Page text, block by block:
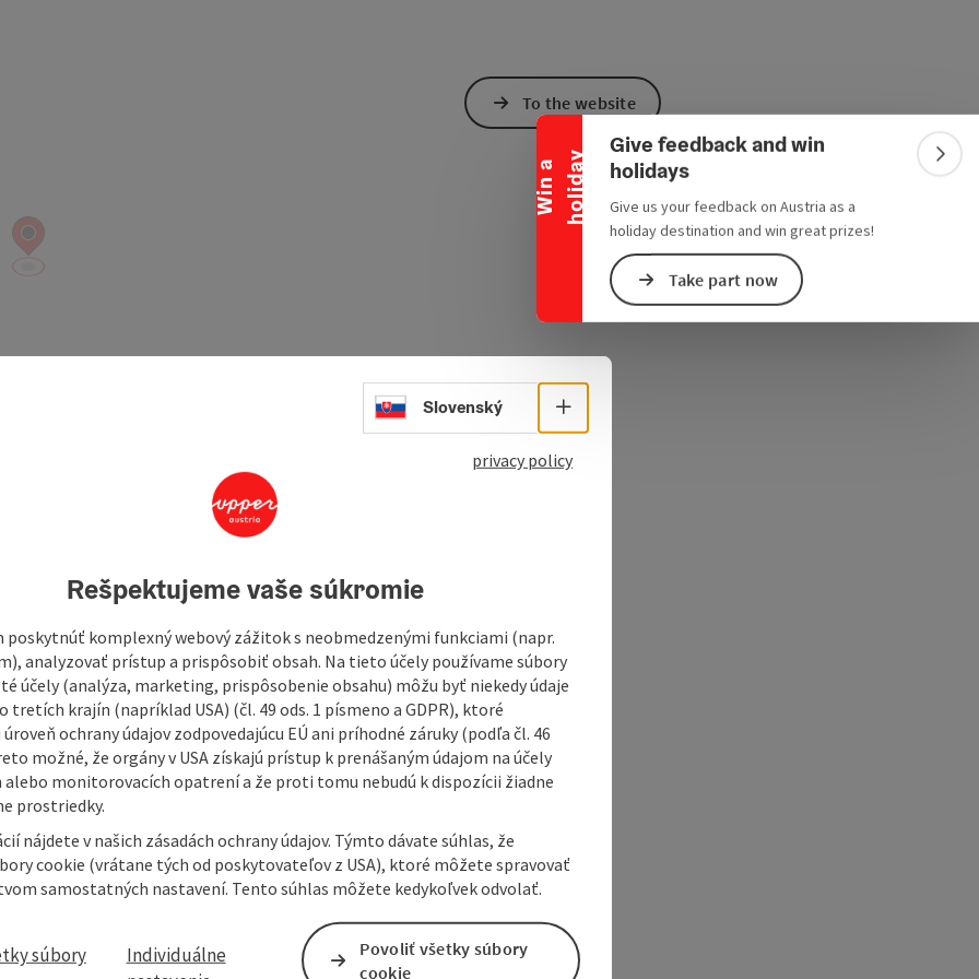
W
i
n
a
h
o
l
i
d
a y
Collapse banner
Give feedback and win
holidays
Give us your feedback on Austria as a
holiday destination and win great prizes!
Take part now
open in Google Maps
Open in Apple Maps
pages we would like to inform you about who we are,
To the website
Select language - Open menu
Slovenský
privacy policy
Rešpektujeme vaše súkromie
poskytnúť komplexný webový zážitok s neobmedzenými funkciami (napr.
analyzovať prístup a prispôsobiť obsah. Na tieto účely používame súbory
účely (analýza, marketing, prispôsobenie obsahu) môžu byť niekedy údaje
tretích krajín (napríklad USA) (čl. 49 ods. 1 písmeno a GDPR), ktoré
ochrany údajov zodpovedajúcu EÚ ani príhodné záruky (podľa čl. 46
možné, že orgány v USA získajú prístup k prenášaným údajom na účely
monitorovacích opatrení a že proti tomu nebudú k dispozícii žiadne
prostriedky.
nájdete v našich zásadách ochrany údajov. Týmto dávate súhlas, že
cookie (vrátane tých od poskytovateľov z USA), ktoré môžete spravovať
samostatných nastavení. Tento súhlas môžete kedykoľvek odvolať.
súbory
Individuálne
Povoliť všetky súbory
cookie